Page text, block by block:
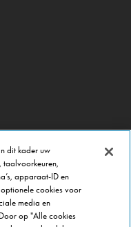
dit kader uw
taalvoorkeuren,
apparaat-ID en
cookies voor
media en
op "Alle cookies